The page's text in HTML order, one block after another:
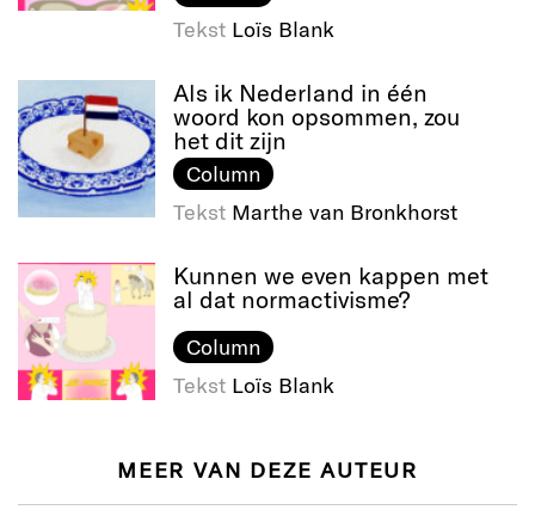
Tekst Loïs Blank
Als ik Nederland in één
woord kon opsommen, zou
het dit zijn
Column
Tekst Marthe van Bronkhorst
Kunnen we even kappen met
al dat normactivisme?
Column
Tekst Loïs Blank
MEER VAN DEZE AUTEUR